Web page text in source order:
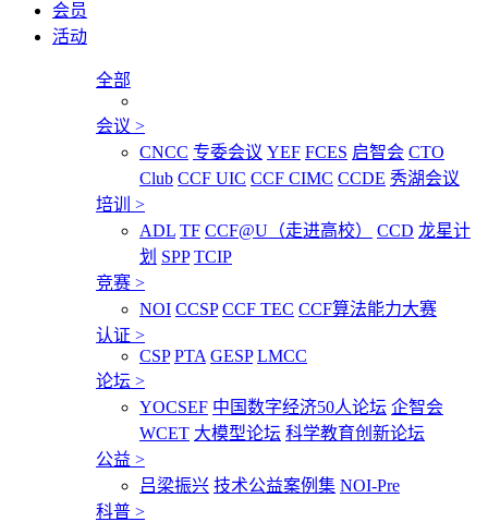
会员
活动
全部
会议 >
CNCC 专委会议 YEF FCES 启智会 CTO
Club CCF UIC CCF CIMC CCDE 秀湖会议
培训 >
ADL TF CCF@U（走进高校） CCD 龙星计
划 SPP TCIP
竞赛 >
NOI CCSP CCF TEC CCF算法能力大赛
认证 >
CSP PTA GESP LMCC
论坛 >
YOCSEF 中国数字经济50人论坛 企智会
WCET 大模型论坛 科学教育创新论坛
公益 >
吕梁振兴 技术公益案例集 NOI-Pre
科普 >